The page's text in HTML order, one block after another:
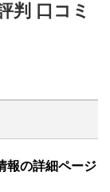
判 口コミ
報の詳細ページ